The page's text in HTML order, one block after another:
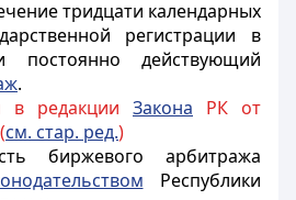
тридцати календарных
регистрации в
постоянно действующий
.
в редакции Закона РК от
см. стар. ред.)
биржевого арбитража
Республики